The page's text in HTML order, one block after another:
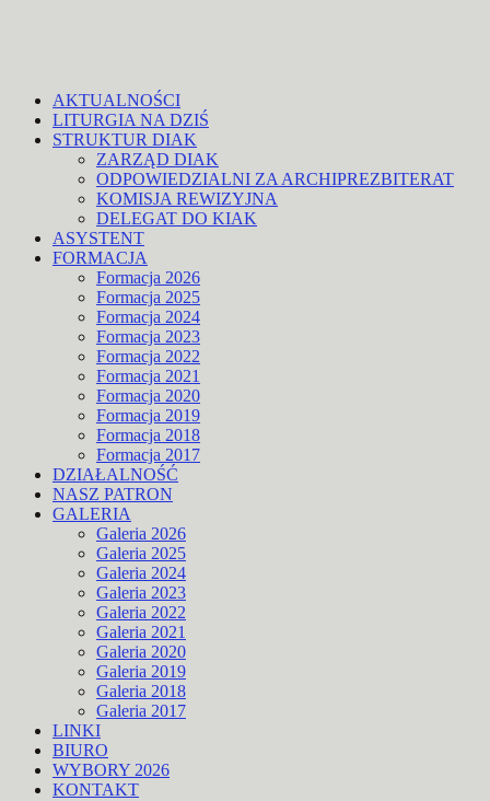
AKTUALNOŚCI
LITURGIA NA DZIŚ
STRUKTUR DIAK
ZARZĄD DIAK
ODPOWIEDZIALNI ZA ARCHIPREZBITERAT
KOMISJA REWIZYJNA
DELEGAT DO KIAK
ASYSTENT
FORMACJA
Formacja 2026
Formacja 2025
Formacja 2024
Formacja 2023
Formacja 2022
Formacja 2021
Formacja 2020
Formacja 2019
Formacja 2018
Formacja 2017
DZIAŁALNOŚĆ
NASZ PATRON
GALERIA
Galeria 2026
Galeria 2025
Galeria 2024
Galeria 2023
Galeria 2022
Galeria 2021
Galeria 2020
Galeria 2019
Galeria 2018
Galeria 2017
LINKI
BIURO
WYBORY 2026
KONTAKT